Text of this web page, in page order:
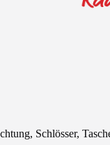
Schlösser,